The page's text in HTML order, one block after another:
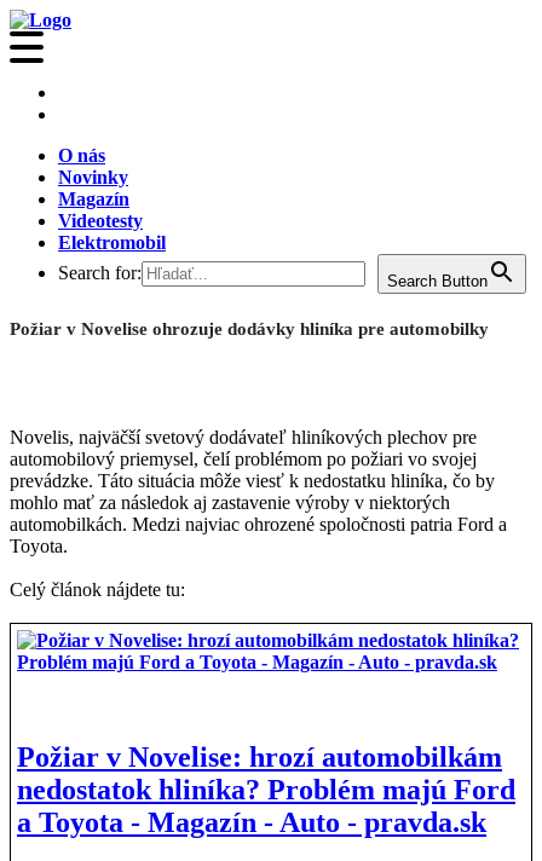
O nás
Novinky
Magazín
Videotesty
Elektromobil
Search for:
Search Button
Požiar v Novelise ohrozuje dodávky hliníka pre automobilky
Novelis, najväčší svetový dodávateľ hliníkových plechov pre
automobilový priemysel, čelí problémom po požiari vo svojej
prevádzke. Táto situácia môže viesť k nedostatku hliníka, čo by
mohlo mať za následok aj zastavenie výroby v niektorých
automobilkách. Medzi najviac ohrozené spoločnosti patria Ford a
Toyota.
Celý článok nájdete tu:
Požiar v Novelise: hrozí automobilkám
nedostatok hliníka? Problém majú Ford
a Toyota - Magazín - Auto - pravda.sk